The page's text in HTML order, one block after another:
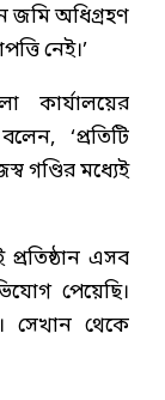
জমি অধিগ্রহণ
নেই।’
কার্যালয়ের
‘প্রতিটি
গণ্ডির মধ্যেই
প্রতিষ্ঠান এসব
পেয়েছি।
সেখান থেকে